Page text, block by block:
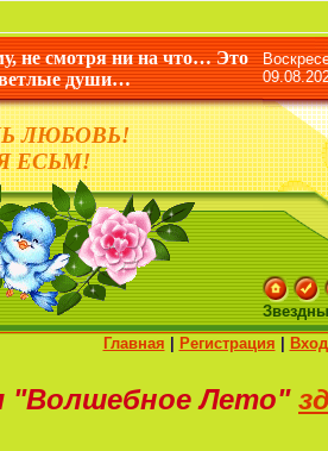
не смотря ни на что… Это
души…
ЛЮБОВЬ!
ЕСЬМ!
Главная
Регистрация Вход
"Волшебное Лето"